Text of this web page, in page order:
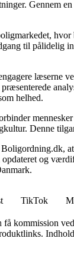
Gennem
til
læserne
helhed.
Denne
og
TikTok
kommission